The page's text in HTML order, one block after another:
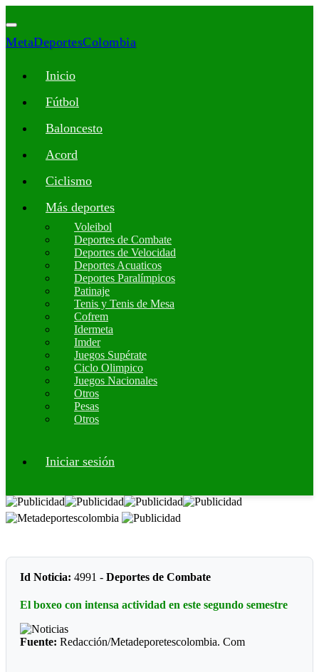
MetaDeportesColombia
Inicio
Fútbol
Baloncesto
Acord
Ciclismo
Más deportes
Voleibol
Deportes de Combate
Deportes de Velocidad
Deportes Acuaticos
Deportes Paralímpicos
Patinaje
Tenis y Tenis de Mesa
Cofrem
Idermeta
Imder
Juegos Supérate
Ciclo Olimpico
Juegos Nacionales
Otros
Pesas
Otros
Iniciar sesión
Id Noticia: 4991 -Deportes de Combate
El boxeo con intensa actividad en este segundo semestre
Fuente: Redacción/Metadeporetescolombia. Com